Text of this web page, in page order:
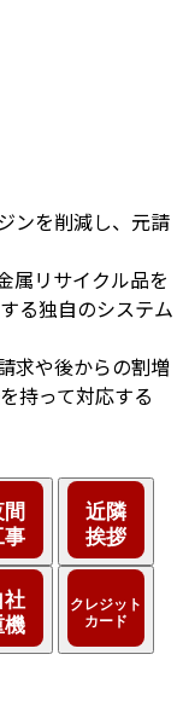
ンを削減し、元請
属リサイクル品を
る独自のシステム
求や後からの割増
持って対応する